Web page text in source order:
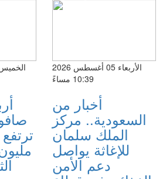
الأربعاء 05 أغسطس 2026
10:39 مساءً
أخبار من
السعودية.. مركز
الملك سلمان
للإغاثة يواصل
دعم الأمن